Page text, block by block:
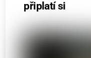
připlatí si